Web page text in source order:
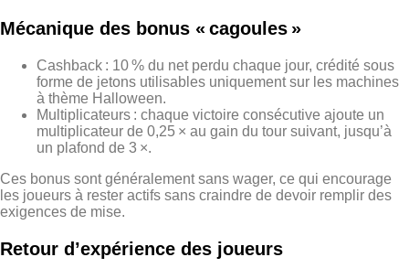
Mécanique des bonus « cagoules »
Cashback : 10 % du net perdu chaque jour, crédité sous
forme de jetons utilisables uniquement sur les machines
à thème Halloween.
Multiplicateurs : chaque victoire consécutive ajoute un
multiplicateur de 0,25 × au gain du tour suivant, jusqu’à
un plafond de 3 ×.
Ces bonus sont généralement sans wager, ce qui encourage
les joueurs à rester actifs sans craindre de devoir remplir des
exigences de mise.
Retour d’expérience des joueurs